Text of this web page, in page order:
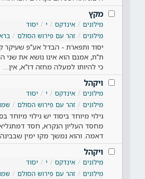
מקץ
מילונים אינדקס י
יסוד
מילונים
זהר עם פירוש הסולם
יסוד ותפארת - הבדל אע"פ שעיקר
ת"ת, אמנם הוא אינו נושא את שני
כי להיותו למעלה מחזה דז"א, אין…
ויקהל
מילונים אינדקס י
יסוד
מילונים
זהר עם פירוש הסולם
גילוי מיוחד ביסוד יש גילוי מיוחד
מחסד העליון הנקרא, חסד
דאמה. והוא נמשך מקו ימין
ויקהל
מילונים אינדקס י
יסוד
מילונים
זהר עם פירוש הסולם